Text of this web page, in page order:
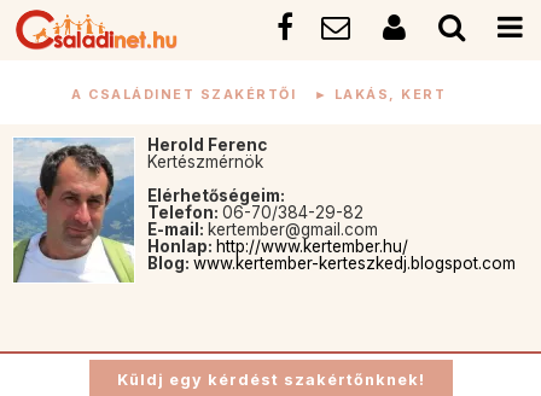
A CSALÁDINET SZAKÉRTŐI ► LAKÁS, KERT
Herold Ferenc
Kertészmérnök
Elérhetőségeim:
Telefon: 06-70/384-29-82
E-mail: kertember@gmail.com
Honlap: http://www.kertember.hu/
Blog: www.kertember-kerteszkedj.blogspot.com